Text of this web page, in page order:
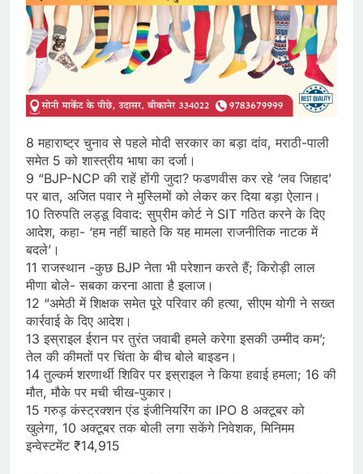
8 महाराष्ट्र चुनाव से पहले मोदी सरकार का बड़ा दांव, मराठी-पाली
समेत 5 को शास्त्रीय भाषा का दर्जा।
9 “BJP-NCP की राहें होंगी जुदा? फडणवीस कर रहे ‘लव जिहाद’
पर बात, अजित पवार ने मुस्लिमों को लेकर कर दिया बड़ा ऐलान।
10 तिरुपति लड्डू विवाद: सुप्रीम कोर्ट ने SIT गठित करने के दिए
आदेश, कहा- ‘हम नहीं चाहते कि यह मामला राजनीतिक नाटक में
बदले’।
11 राजस्थान -कुछ BJP नेता भी परेशान करते हैं; किरोड़ी लाल
मीणा बोले- सबका करना आता है इलाज।
12 “अमेठी में शिक्षक समेत पूरे परिवार की हत्या, सीएम योगी ने सख्त
कार्रवाई के दिए आदेश।
13 इस्राइल ईरान पर तुरंत जवाबी हमले करेगा इसकी उम्मीद कम’;
तेल की कीमतों पर चिंता के बीच बोले बाइडन।
14 तुल्कर्म शरणार्थी शिविर पर इस्राइल ने किया हवाई हमला; 16 की
मौत, मौके पर मची चीख-पुकार।
15 गरुड़ कंस्ट्रक्शन एंड इंजीनियरिंग का IPO 8 अक्टूबर को
खुलेगा, 10 अक्टूबर तक बोली लगा सकेंगे निवेशक, मिनिमम
इन्वेस्टमेंट ₹14,915